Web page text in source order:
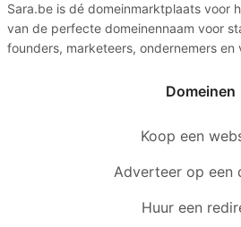
Sara.be is dé domeinmarktplaats voor
van de perfecte domeinennaam voor
founders, marketeers, ondernemers en
Domeinen
Koop een
Adverteer op een
Huur een